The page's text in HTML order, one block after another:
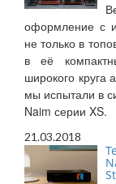
оформление с
не только в
в её
широкого круга
мы испытали в
Naim серии XS.
21.03.2018